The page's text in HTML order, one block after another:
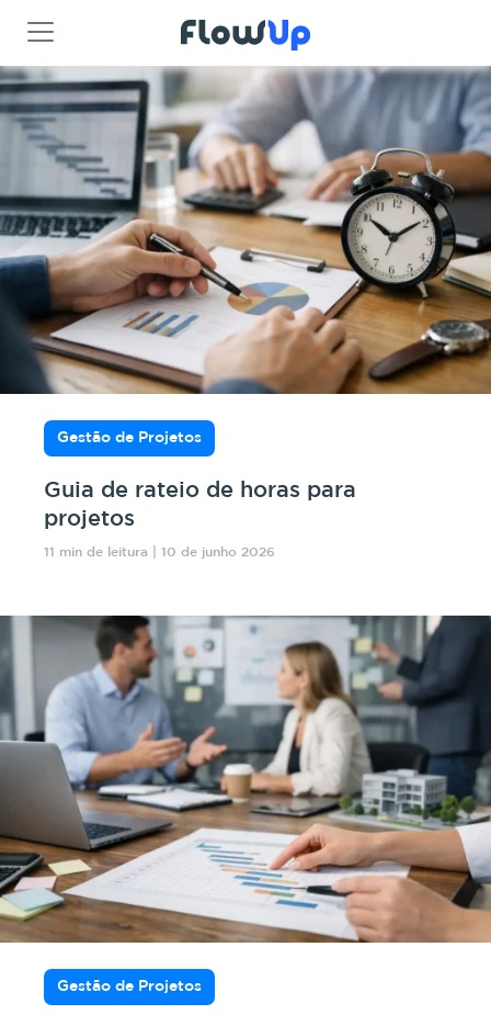
Gestão de Projetos
Guia de rateio de horas para
projetos
11 min de leitura | 10 de junho 2026
Gestão de Projetos